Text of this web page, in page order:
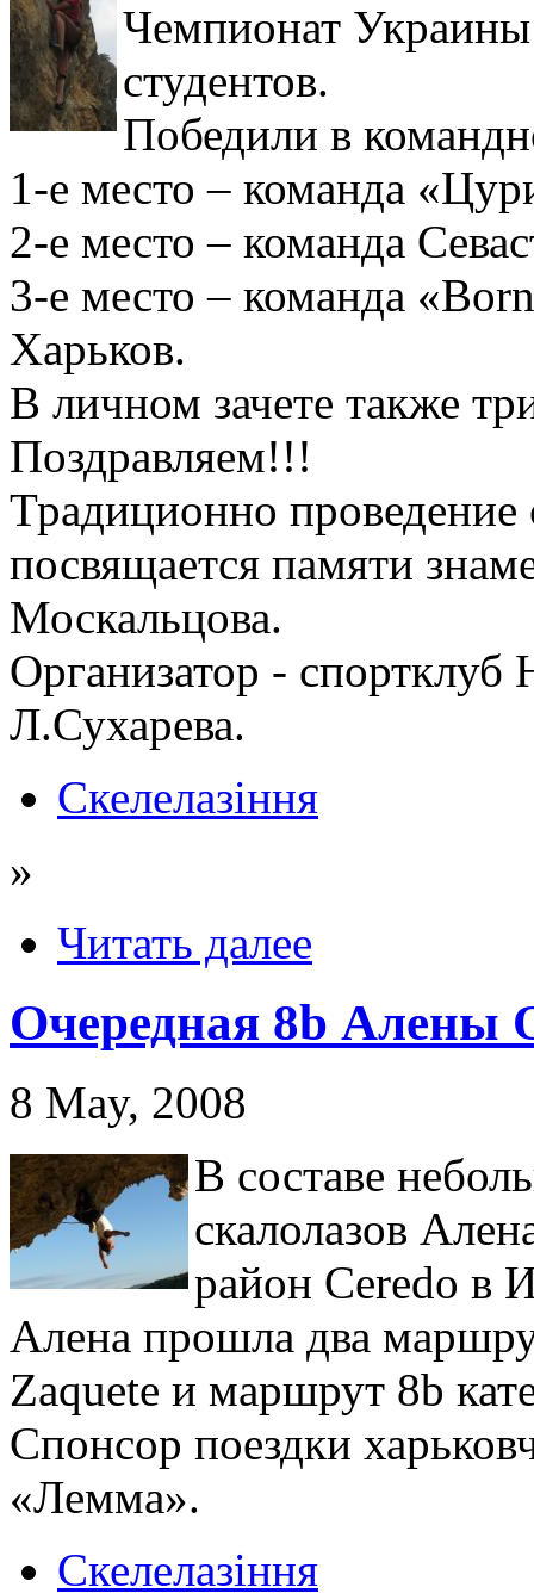
Чемпионат Украины
студентов.
Победили в
1-е место – команда
2-е место – команда
3-е место – команда
Харьков.
В личном зачете также
Поздравляем!!!
Традиционно проведение
посвящается памяти
Москальцова.
Организатор -
Л.Сухарева.
Скелелазіння
»
Читать далее
Очередная 8b Алены
8 May, 2008
В составе
скалолазов
район Ceredo в
Алена прошла два
Zaquete и маршрут 8b
Спонсор поездки
«Лемма».
Скелелазіння